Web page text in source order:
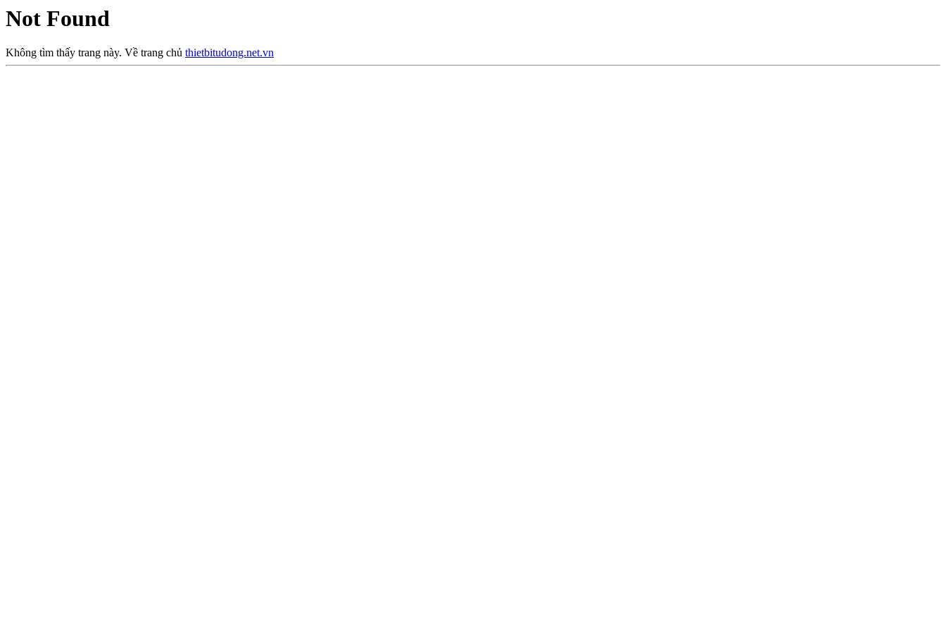
Not Found
Không tìm thấy trang này. Về trang chủ thietbitudong.net.vn